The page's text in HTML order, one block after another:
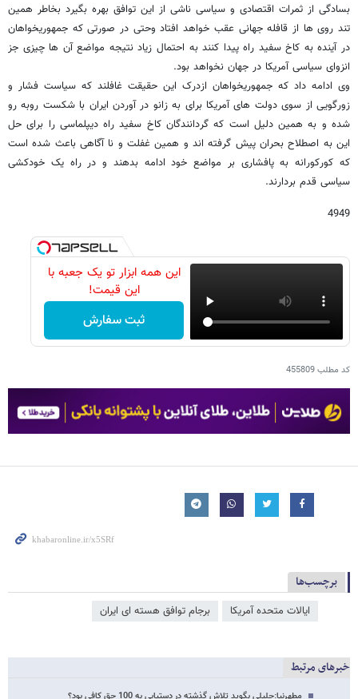
بسادگی از ثمرات اقتصادی و سیاسی ناشی از این توافق بهره بگیرد بخاطر همین
تند روی ها از قافله جهانی عقب خواهد افتاد وحتی در صورتی که جمهوریخواهان
در آینده به کاخ سفید راه پیدا کنند به احتمال زیاد نتیجه مواضع آن ها چیزی جز
انزوای سیاسی آمریکا در جهان نخواهد بود.
وی ادامه داد که جمهوریخواهان ازدرک این حقیقت غافلند که سیاست فشار و
زورگویی از سوی دولت های آمریکا برای به زانو در آوردن ایران با شکست روبه رو
شده و به همین دلیل است که گردانندگان کاخ سفید راه دیپلماسی را برای حل
این به اصطلاح بحران پیش گرفته اند و همین غفلت و نا آگاهی باعث شده است
که کورکورانه به پافشاری بر مواضع خود ادامه بدهند و در راه یک خودکشی
سیاسی قدم بردارند.
4949
این همه ابزار تو یک جعبه با
این قیمت!
ثبت سفارش
کد مطلب455809
برچسب‌ها
ایالات متحده آمریکا برجام توافق هسته ای ایران
خبرهای مرتبط
مطهرنیا:جلیلی بگوید تلاش گذشته در دستیابی به 100 حق کافی بود؟